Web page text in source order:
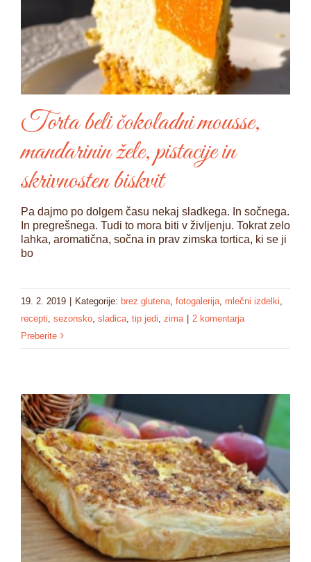
Torta beli čokoladni mousse,
mandarinin žele, pistacije in
skrivnosten biskvit
Pa dajmo po dolgem času nekaj sladkega. In sočnega.
In pregrešnega. Tudi to mora biti v življenju. Tokrat zelo
lahka, aromatična, sočna in prav zimska tortica, ki se ji
bo
19. 2. 2019 | Kategorije: brez glutena fotogalerija mlečni izdelki
recepti sezonsko sladica tip jedi zima | 2 komentarja
Preberite